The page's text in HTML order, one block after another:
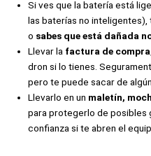
Si ves que la batería está
las baterías no
o sabes que está dañada
Llevar la factura de
dron si lo tienes.
pero te puede sacar de
Llevarlo en un maletín,
para protegerlo de posibles
confianza si te abren el